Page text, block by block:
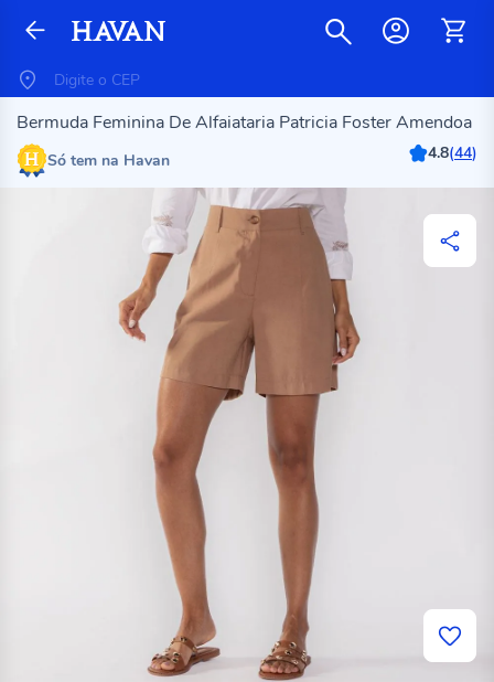
Bermuda Feminina De Alfaiataria Patricia Foster Amendoa
Só tem na Havan 4.8(44)